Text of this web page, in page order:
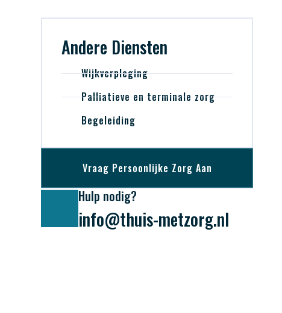
Andere Diensten
Wijkverpleging
Palliatieve en terminale zorg
Begeleiding
Vraag Persoonlijke Zorg Aan
Hulp nodig?
info@thuis-metzorg.nl